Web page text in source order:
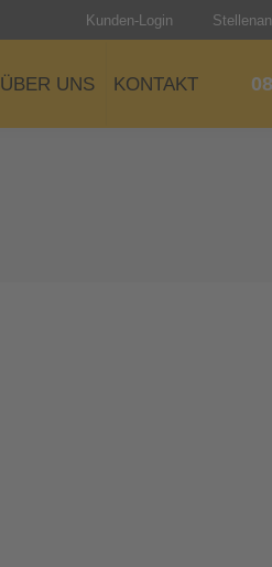
Kunden-Login
ÜBER UNS KONTAKT